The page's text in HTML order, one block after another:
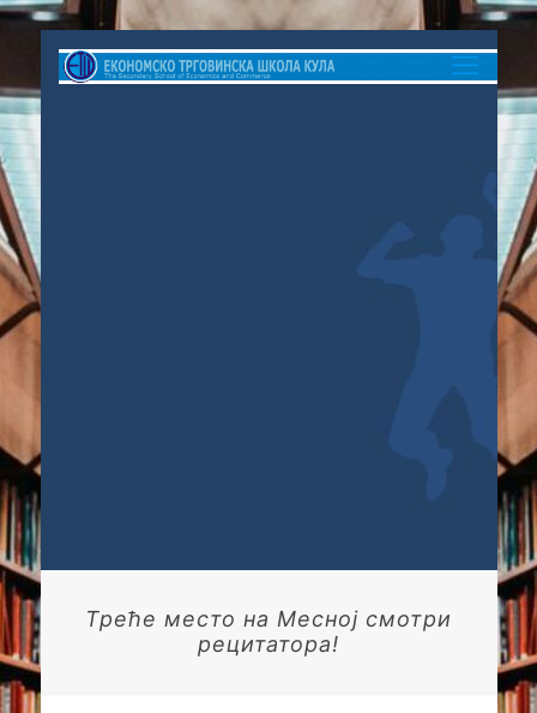
Треће место на Mесној смотри
рецитатора!